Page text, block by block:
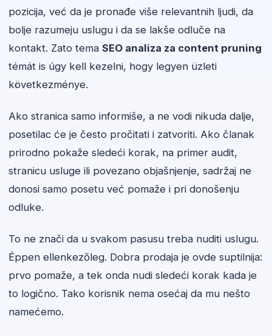
pozicija, već da je pronađe više relevantnih ljudi, da
bolje razumeju uslugu i da se lakše odluče na
kontakt. Zato tema SEO analiza za content pruning
témát is úgy kell kezelni, hogy legyen üzleti
következménye.
Ako stranica samo informiše, a ne vodi nikuda dalje,
posetilac će je često pročitati i zatvoriti. Ako članak
prirodno pokaže sledeći korak, na primer audit,
stranicu usluge ili povezano objašnjenje, sadržaj ne
donosi samo posetu već pomaže i pri donošenju
odluke.
To ne znači da u svakom pasusu treba nuditi uslugu.
Éppen ellenkezőleg. Dobra prodaja je ovde suptilnija:
prvo pomaže, a tek onda nudi sledeći korak kada je
to logično. Tako korisnik nema osećaj da mu nešto
namećemo.